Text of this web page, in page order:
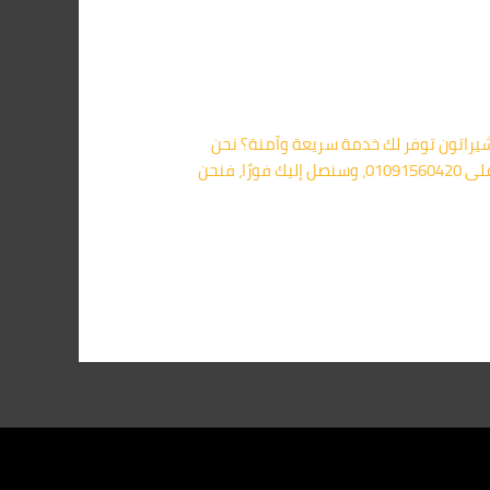
مكافحة الفئران في شيراتون توفر لك خدمة سريعة وآمنة؟ نحن
في خدمتك على مدار 24 ساعة، ونستخدم أحدث أساليب الإبادة الفورية دون روائح مزعجة أو تأثير على البيئة. 📞 كلمنا الآن على 01091560420، وسنصل إليك فورًا، فنحن